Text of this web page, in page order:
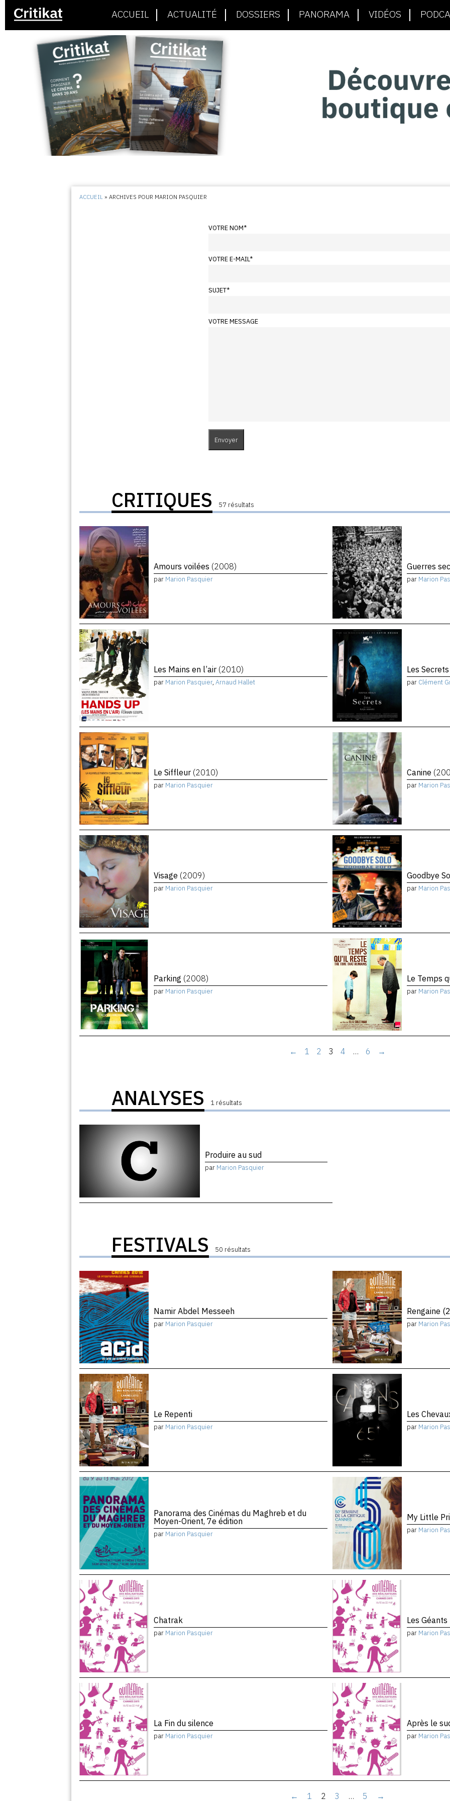
ACCUEIL ACTUALITÉ DOSSIERS PANORAMA VIDÉOS
ACCUEIL »ARCHIVES POUR MARION PASQUIER
VOTRE NOM*
VOTRE E-MAIL*
SUJET*
VOTRE MESSAGE
CRITIQUES 57 résultats
Amours voilées (2008)
par Marion Pasquier
Guerres
par Marion
Les Mains en l’air (2010)
par Marion Pasquier,Arnaud Hallet
Les Secrets
par Clément
Le Siffleur (2010)
par Marion Pasquier
Canine
par Marion
Visage (2009)
par Marion Pasquier
Goodbye
par Marion
Parking (2008)
par Marion Pasquier
Le Temps
par Marion
← 1 2 3 4 … 6 →
ANALYSES 1 résultats
Produire au sud
par Marion Pasquier
FESTIVALS 50 résultats
Namir Abdel Messeeh
par Marion Pasquier
Rengaine
par Marion
Le Repenti
par Marion Pasquier
Les
par Marion
Panorama des Cinémas du Maghreb et du
Moyen-Orient, 7e édition
par Marion Pasquier
My Little
par Marion
Chatrak
par Marion Pasquier
Les Géants
par Marion
La Fin du silence
par Marion Pasquier
Après le
par Marion
← 1 2 3 … 5 →